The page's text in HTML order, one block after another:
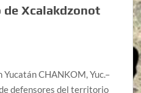
de Xcalakdzonot
CHANKOM, Yuc.–
defensores del territorio